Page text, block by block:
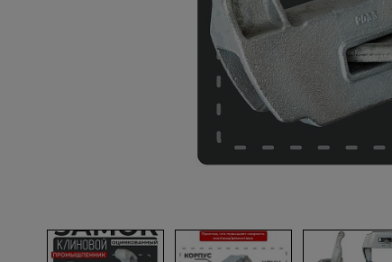
Лестницы и стремянки
Штукатурные комплекты
Сварочные аппараты
Тепловые пушки
Металл и металлообработка